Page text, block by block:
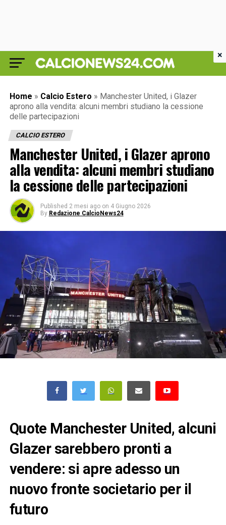
Home » Calcio Estero » Manchester United, i Glazer
aprono alla vendita: alcuni membri studiano la cessione
delle partecipazioni
CALCIO ESTERO
Manchester United, i Glazer aprono
alla vendita: alcuni membri studiano
la cessione delle partecipazioni
Published 2 mesi ago on 4 Giugno 2026
By Redazione CalcioNews24
Quote Manchester United, alcuni
Glazer sarebbero pronti a
vendere: si apre adesso un
nuovo fronte societario per il
futuro
×